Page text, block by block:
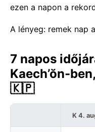
ezen a napon a
A lényeg: remek nap
7 napos
Kaech’ŏn-
🇰🇵
K 4.